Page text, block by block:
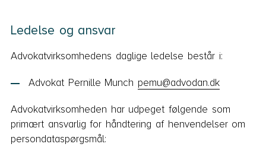
Ledelse og ansvar
Advokatvirksomhedens daglige ledelse består i:
Advokat Pernille Munch pemu@advodan.dk
Advokatvirksomheden har udpeget følgende som
primært ansvarlig for håndtering af henvendelser om
persondataspørgsmål: